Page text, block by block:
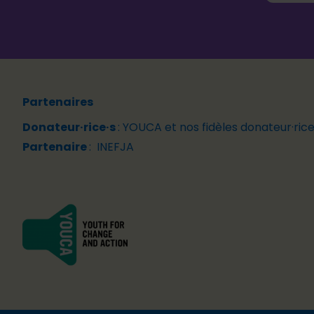
Partenaires
Donateur·rice·s: YOUCA et nos fidèles
Partenaire: INEFJA